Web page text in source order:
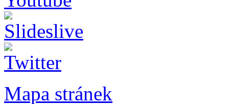
Mapa stránek